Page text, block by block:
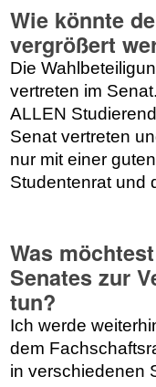
Wie könnte
vergrößert
Die
vertreten im
ALLEN
Senat vertreten
nur mit einer
Studentenrat und
Was
Senates zur
tun?
Ich werde
dem
in verschiedenen